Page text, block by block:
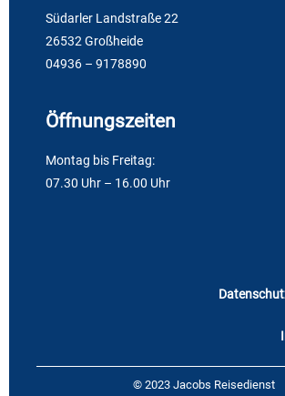
Südarler Landstraße 22
26532 Großheide
04936 – 9178890
Öffnungszeiten
Montag bis Freitag:
07.30 Uhr – 16.00 Uhr
© 2023 Jacobs Reisedienst